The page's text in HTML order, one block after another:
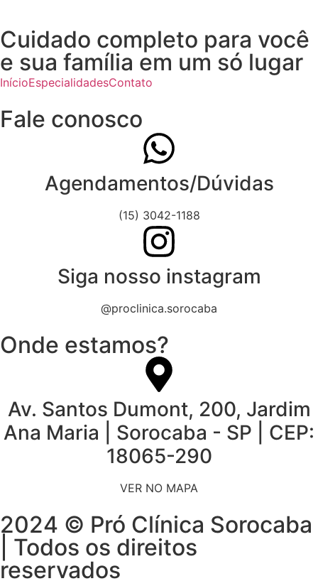
Cuidado completo para você
e sua família em um só lugar
InícioEspecialidadesContato
Fale conosco
Agendamentos/Dúvidas
(15) 3042-1188
Siga nosso instagram
@proclinica.sorocaba
Onde estamos?
Av. Santos Dumont, 200, Jardim
Ana Maria | Sorocaba - SP | CEP:
18065-290
VER NO MAPA
2024 © Pró Clínica Sorocaba
| Todos os direitos
reservados